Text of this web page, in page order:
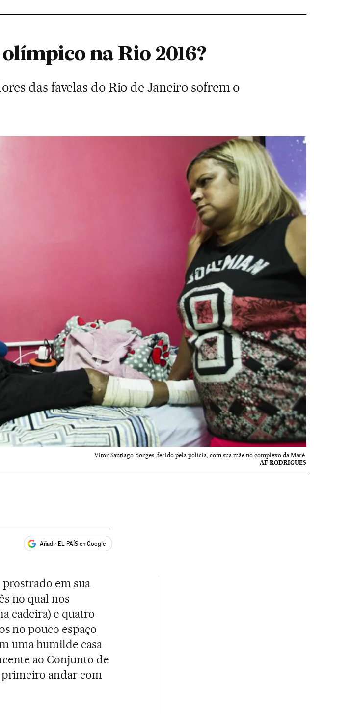
na Rio 2016?
das favelas do Rio de Janeiro sofrem o
Vitor Santiago Borges, ferido pela polícia, com sua mãe no complexo da Maré.
AF RODRIGUES
Añadir EL PAÍS en Google
prostrado em sua
no qual nos
cadeira) e quatro
no pouco espaço
uma humilde casa
ao Conjunto de
andar com